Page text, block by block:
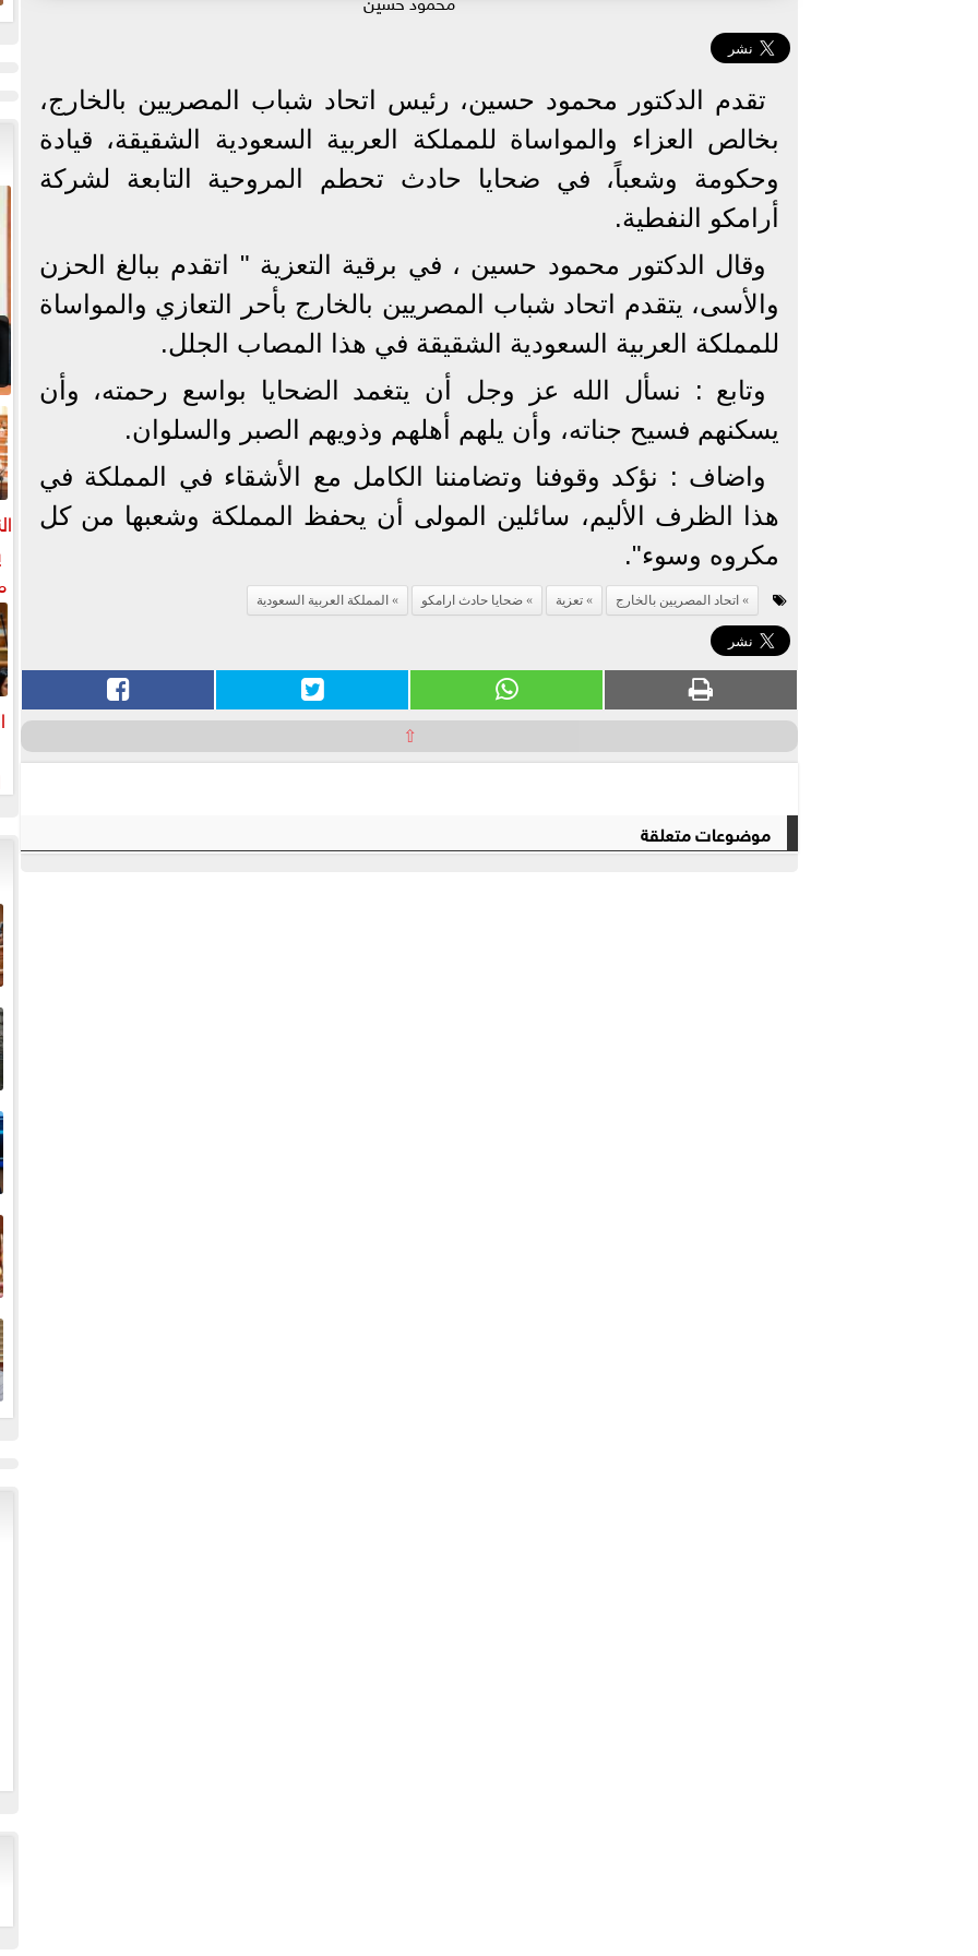
تقدم الدكتور محمود حسين، رئيس اتحاد شباب المصريين بالخارج،
بخالص العزاء والمواساة للمملكة العربية السعودية الشقيقة، قيادة
وحكومة وشعباً، في ضحايا حادث تحطم المروحية التابعة لشركة
أرامكو النفطية.
وقال الدكتور محمود حسين ، في برقية التعزية " اتقدم ببالغ الحزن
والأسى، يتقدم اتحاد شباب المصريين بالخارج بأحر التعازي والمواساة
للمملكة العربية السعودية الشقيقة في هذا المصاب الجلل.
وتابع : نسأل الله عز وجل أن يتغمد الضحايا بواسع رحمته، وأن
يسكنهم فسيح جناته، وأن يلهم أهلهم وذويهم الصبر والسلوان.
واضاف : نؤكد وقوفنا وتضامننا الكامل مع الأشقاء في المملكة في
هذا الظرف الأليم، سائلين المولى أن يحفظ المملكة وشعبها من كل
مكروه وسوء".
اتحاد المصريين بالخارج تعزية ضحايا حادث ارامكو المملكة العربية السعودية
⇧
موضوعات متعلقة